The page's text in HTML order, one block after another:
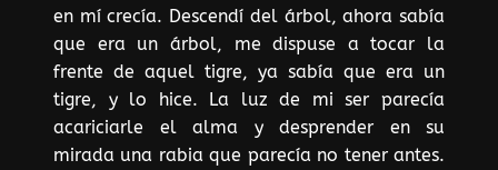
en mí crecía. Descendí del árbol, ahora sabía
que era un árbol, me dispuse a tocar la
frente de aquel tigre, ya sabía que era un
tigre, y lo hice. La luz de mi ser parecía
acariciarle el alma y desprender en su
mirada una rabia que parecía no tener antes.